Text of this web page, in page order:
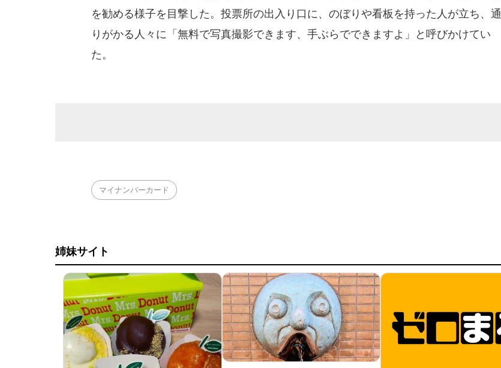
を勧める様子を目撃した。投票所の出入り口に、のぼりや看板を持った人が立ち、通
りがかる人々に「無料で写真撮影できます、手ぶらでできますよ」と呼びかけてい
た。
マイナンバーカード
姉妹サイト